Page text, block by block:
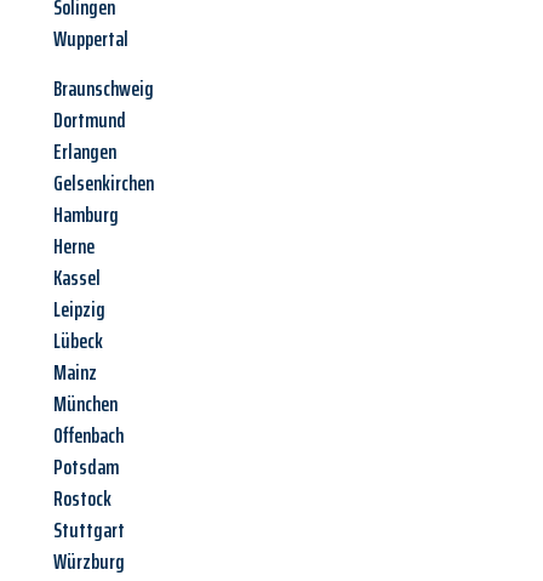
Solingen
Wuppertal
Braunschweig
Dortmund
Erlangen
Gelsenkirchen
Hamburg
Herne
Kassel
Leipzig
Lübeck
Mainz
München
Offenbach
Potsdam
Rostock
Stuttgart
Würzburg